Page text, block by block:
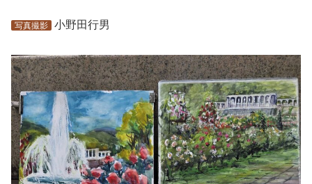
写真撮影 小野田行男